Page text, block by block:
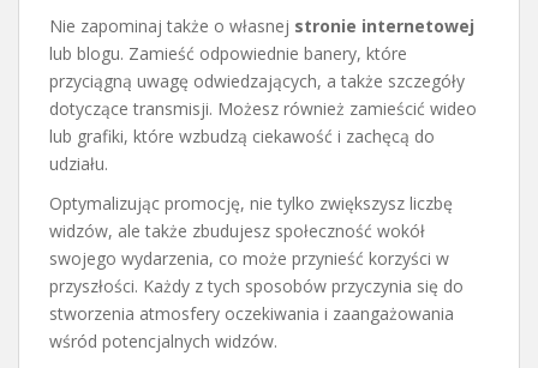
Nie zapominaj także o własnej stronie internetowej
lub blogu. Zamieść odpowiednie banery, które
przyciągną uwagę odwiedzających, a także szczegóły
dotyczące transmisji. Możesz również zamieścić wideo
lub grafiki, które wzbudzą ciekawość i zachęcą do
udziału.
Optymalizując promocję, nie tylko zwiększysz liczbę
widzów, ale także zbudujesz społeczność wokół
swojego wydarzenia, co może przynieść korzyści w
przyszłości. Każdy z tych sposobów przyczynia się do
stworzenia atmosfery oczekiwania i zaangażowania
wśród potencjalnych widzów.